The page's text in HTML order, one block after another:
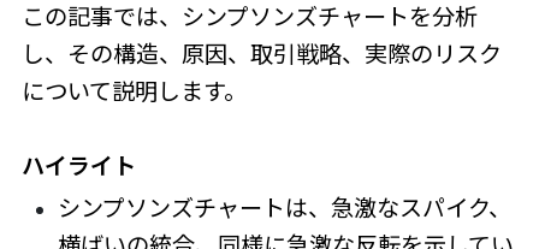
この記事では、シンプソンズチャートを分析
し、その構造、原因、取引戦略、実際のリスク
について説明します。
ハイライト
シンプソンズチャートは、急激なスパイク、